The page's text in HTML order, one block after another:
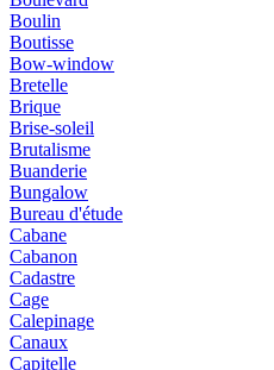
Boulin
Boutisse
Bow-window
Bretelle
Brique
Brise-soleil
Brutalisme
Buanderie
Bungalow
Bureau d'étude
Cabane
Cabanon
Cadastre
Cage
Calepinage
Canaux
Capitelle